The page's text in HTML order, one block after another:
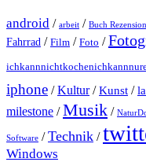
android / arbeit / Buch Rezension
Fahrrad / Film / Foto /
iphone /Kultur/Kunst /
milestone /Musik /
Software /Technik /
Windows